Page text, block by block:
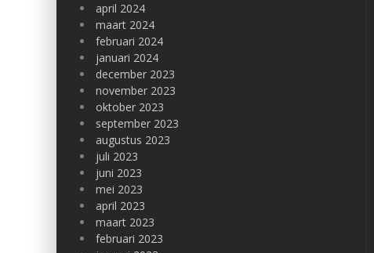
april 2024
maart 2024
februari 2024
januari 2024
december 2023
november 2023
oktober 2023
september 2023
augustus 2023
juli 2023
juni 2023
mei 2023
april 2023
maart 2023
februari 2023